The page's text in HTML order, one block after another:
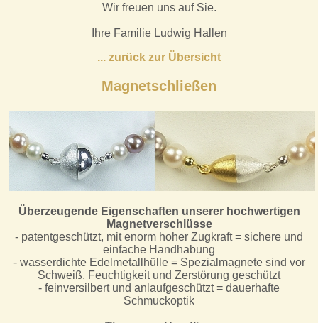
Wir freuen uns auf Sie.
Ihre Familie Ludwig Hallen
... zurück zur Übersicht
Magnetschließen
Überzeugende Eigenschaften unserer hochwertigen
Magnetverschlüsse
- patentgeschützt, mit enorm hoher Zugkraft = sichere und
einfache Handhabung
- wasserdichte Edelmetallhülle = Spezialmagnete sind vor
Schweiß, Feuchtigkeit und Zerstörung geschützt
- feinversilbert und anlaufgeschützt = dauerhafte
Schmuckoptik